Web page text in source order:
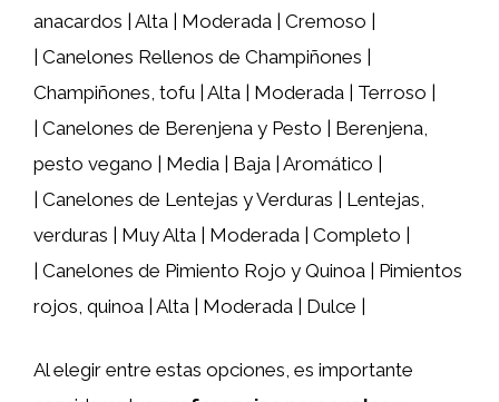
anacardos | Alta | Moderada | Cremoso |
| Canelones Rellenos de Champiñones |
Champiñones, tofu | Alta | Moderada | Terroso |
| Canelones de Berenjena y Pesto | Berenjena,
pesto vegano | Media | Baja | Aromático |
| Canelones de Lentejas y Verduras | Lentejas,
verduras | Muy Alta | Moderada | Completo |
| Canelones de Pimiento Rojo y Quinoa | Pimientos
rojos, quinoa | Alta | Moderada | Dulce |
Al elegir entre estas opciones, es importante